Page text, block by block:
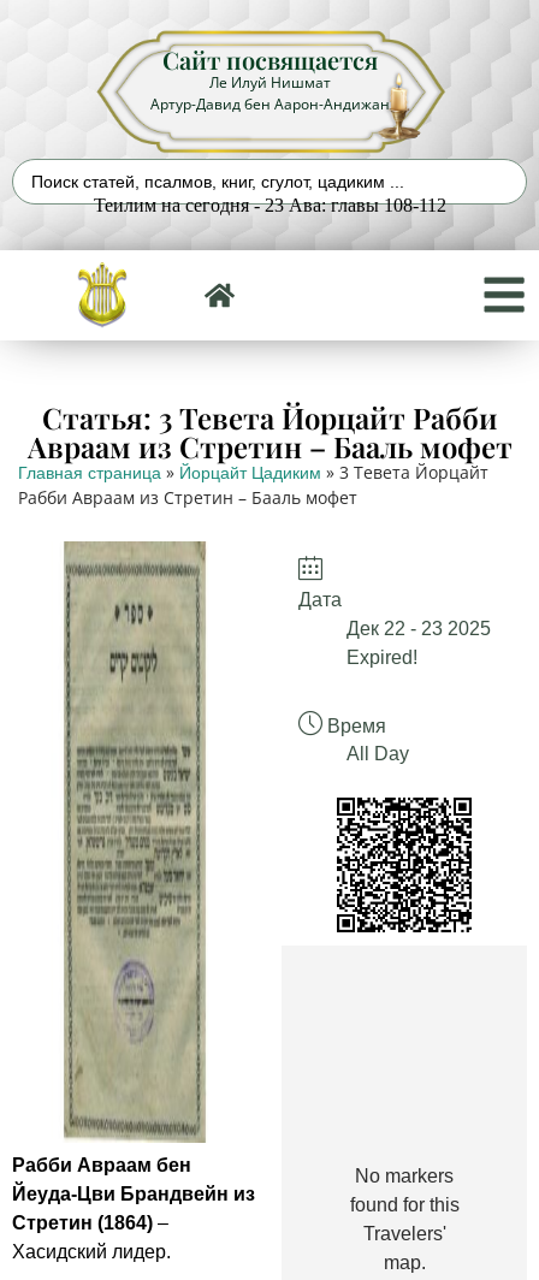
Сайт посвящается
Ле Илуй Нишмат
Артур-Давид бен Аарон-Андижан
Теилим на сегодня - 23 Ава: главы 108-112
Статья: 3 Тевета Йорцайт Рабби
Авраам из Стретин – Бааль мофет
Главная страница » Йорцайт Цадиким » 3 Тевета Йорцайт
Рабби Авраам из Стретин – Бааль мофет
Рабби Авраам бен
Йеуда-Цви Брандвейн из
Стретин (1864) –
Хасидский лидер.
Дата
Дек 22 - 23 2025
Expired!
Время
All Day
No markers
found for this
Travelers'
map.